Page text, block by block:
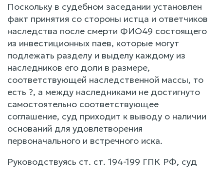
Поскольку в судебном заседании установлен
факт принятия со стороны истца и ответчиков
наследства после смерти ФИО49 состоящего
из инвестиционных паев, которые могут
подлежать разделу и выделу каждому из
наследников его доли в размере,
соответствующей наследственной массы, то
есть ?, а между наследниками не достигнуто
самостоятельно соответствующее
соглашение, суд приходит к выводу о наличии
оснований для удовлетворения
первоначального и встречного иска.
Руководствуясь ст. ст. 194-199 ГПК РФ, суд